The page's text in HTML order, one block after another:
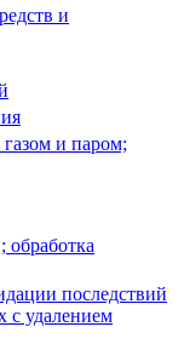
и
и паром;
обработка
последствий
с удалением